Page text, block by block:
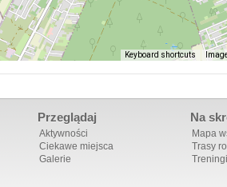
Keyboard shortcuts
Przeglądaj
Aktywności
Ciekawe miejsca
Galerie
Na
Mapa
Trasy